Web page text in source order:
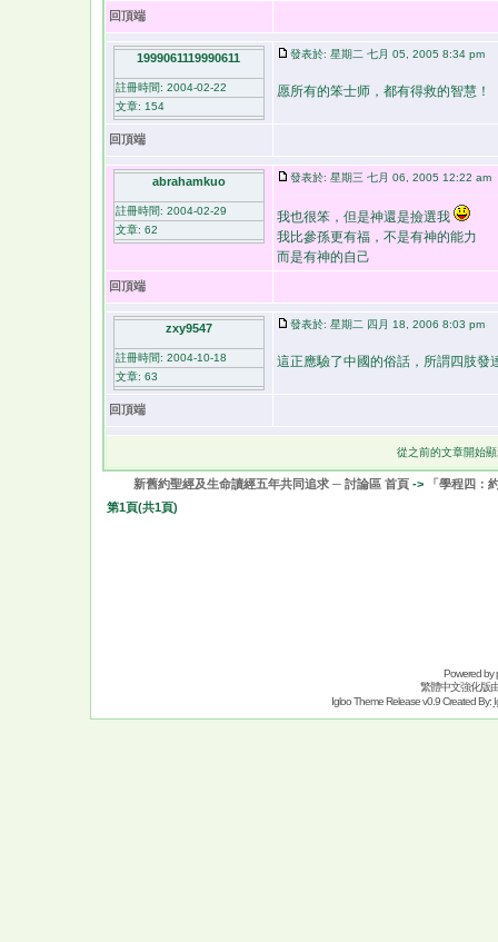
回頂端
1999061119990611
註冊時間: 2004-02-22
文章: 154
發表於: 星期二 七月 05, 2005 8:34 pm
愿所有的笨士师，都有得救的智慧！
回頂端
abrahamkuo
註冊時間: 2004-02-29
文章: 62
發表於: 星期三 七月 06, 2005 12:22 am
我也很笨，但是神還是撿選我
我比參孫更有福，不是有神的能力
而是有神的自己
回頂端
zxy9547
註冊時間: 2004-10-18
文章: 63
發表於: 星期二 四月 18, 2006 8:03 pm
這正應驗了中國的俗話，所謂四肢發
回頂端
從之前的文章開始
新舊約聖經及生命讀經五年共同追求 ─ 討論區 首頁->
「學程四：
第1頁(共1頁)
Powered by
繁體中文強化版
Igloo Theme Release v0.9 Created By: